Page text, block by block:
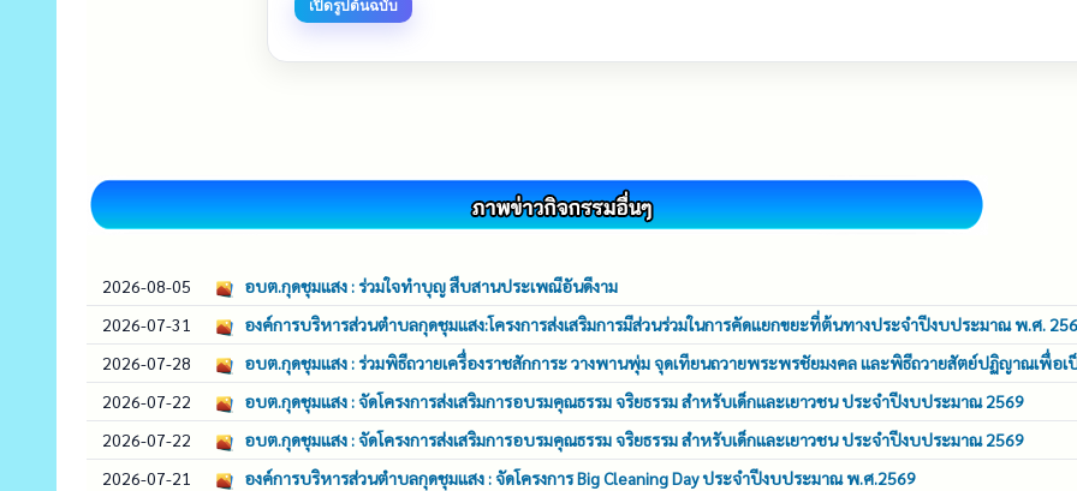
เปิดรูปต้นฉบับ
2026-08-05
อบต.กุดชุมแสง : ร่วมใจทำบุญ สืบสานประเพณีอันดีงาม
2026-07-31
องค์การบริหารส่วนตำบลกุดชุมแสง:โครงการส่งเสริมการมีส่วนร่วมในการคัดแยกขยะที่ต้นทางประจำปีงบประมาณ พ.ศ.
2026-07-28
อบต.กุดชุมแสง : ร่วมพิธีถวายเครื่องราชสักการะ วางพานพุ่ม จุดเทียนถวายพระพรชัยมงคล และพิธีถวายสัตย์ปฏิญาณเพื่อ
2026-07-22
อบต.กุดชุมแสง : จัดโครงการส่งเสริมการอบรมคุณธรรม จริยธรรม สำหรับเด็กและเยาวชน ประจำปีงบประมาณ 2569
2026-07-22
อบต.กุดชุมแสง : จัดโครงการส่งเสริมการอบรมคุณธรรม จริยธรรม สำหรับเด็กและเยาวชน ประจำปีงบประมาณ 2569
2026-07-21
องค์การบริหารส่วนตำบลกุดชุมแสง : จัดโครงการ Big Cleaning Day ประจำปีงบประมาณ พ.ศ.2569